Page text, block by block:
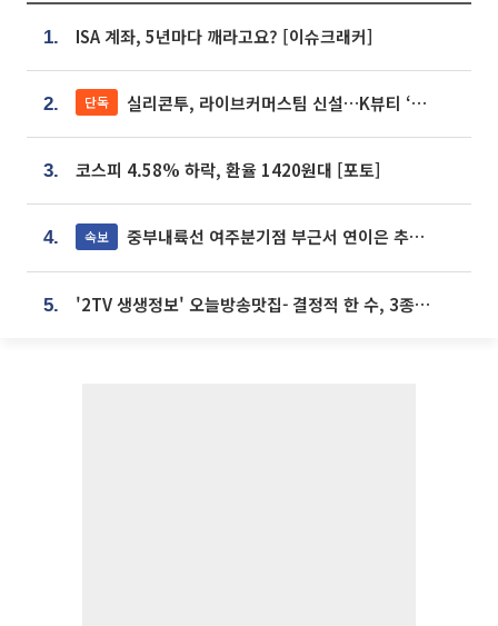
1. ISA 계좌, 5년마다 깨라고요? [이슈크래커]
2. 단독 실리콘투, 라이브커머스팀 신설…K뷰티 ‘글로벌 판매망’ 확대[K뷰티 라방戰]
3. 코스피 4.58% 하락, 환율 1420원대 [포토]
4. 속보 중부내륙선 여주분기점 부근서 연이은 추돌사고 발생
5. '2TV 생생정보' 오늘방송맛집- 결정적 한 수, 3종 메밀면! 메밀 소바 맛집 '의○○○○'